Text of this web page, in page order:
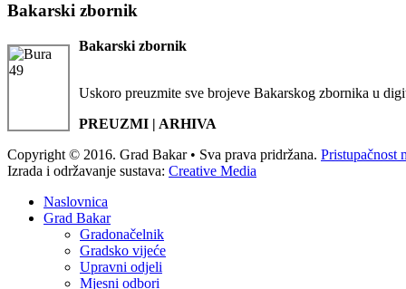
Bakarski zbornik
Bakarski zbornik
Uskoro preuzmite sve brojeve Bakarskog zbornika u
PREUZMI | ARHIVA
Copyright © 2016. Grad Bakar • Sva prava pridržana. Pristupačnost
Izrada i održavanje sustava: Creative Media
Naslovnica
Grad Bakar
Gradonačelnik
Gradsko vijeće
Upravni odjeli
Mjesni odbori